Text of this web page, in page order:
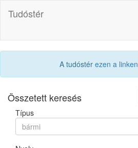
Tudóstér
A tudóstér ezen a linken
Összetett keresés
Típus
bármi